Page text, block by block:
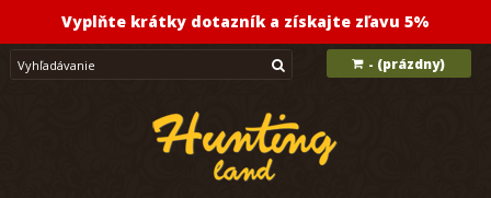
Vyplňte krátky dotazník a získajte zľavu 5%
- (prázdny)